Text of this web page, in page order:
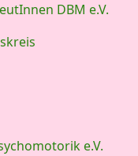
DBM e.V.
e.V.